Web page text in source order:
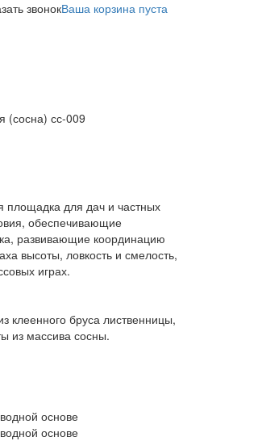
Ваша корзина пуста
звонок
(сосна) сс-009
площадка для дач и частных
обеспечивающие
развивающие координацию
высоты, ловкость и смелость,
играх.
клеенного бруса лиственницы,
из массива сосны.
основе
основе